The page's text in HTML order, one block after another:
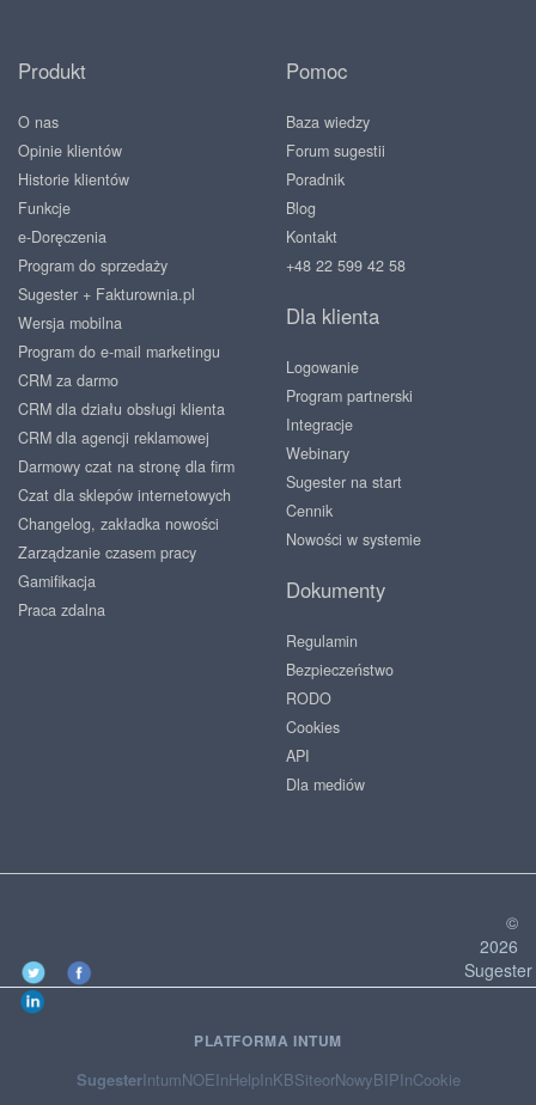
Produkt
O nas
Opinie klientów
Historie klientów
Funkcje
e-Doręczenia
Program do sprzedaży
Sugester + Fakturownia.pl
Wersja mobilna
Program do e-mail marketingu
CRM za darmo
CRM dla działu obsługi klienta
CRM dla agencji reklamowej
Darmowy czat na stronę dla firm
Czat dla sklepów internetowych
Changelog, zakładka nowości
Zarządzanie czasem pracy
Gamifikacja
Praca zdalna
Pomoc
Baza wiedzy
Forum sugestii
Poradnik
Blog
Kontakt
+48 22 599 42 58
Dla klienta
Logowanie
Program partnerski
Integracje
Webinary
Sugester na start
Cennik
Nowości w systemie
Dokumenty
Regulamin
Bezpieczeństwo
RODO
Cookies
API
Dla mediów
©
2026
Sugester
PLATFORMA INTUM
SugesterIntumNOEInHelpInKBSiteorNowyBIPInCookie